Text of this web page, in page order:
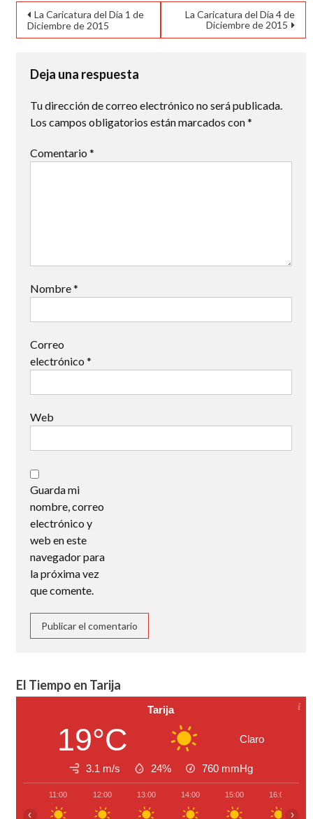
Navegación
de
entradas
La Caricatura del Día 1 de
Diciembre de 2015
La Caricatura del Día 4 de
Diciembre de 2015
Deja una respuesta
Tu dirección de correo electrónico no será publicada.
Los campos obligatorios están marcados con*
Comentario *
Nombre*
Correo
electrónico *
Web
Guarda mi
nombre, correo
electrónico y
web en este
navegador para
la próxima vez
que comente.
El Tiempo en Tarija
Tarija
19°C Claro
3.1 m/s 24% 760 mmHg
11:00 12:00 13:00 14:00 15:00 16:00
‹ ›